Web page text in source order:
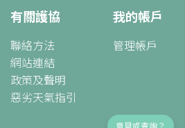
有關護協
聯絡方法
網站連結
政策及聲明
惡劣天氣指引
我的帳戶
管理帳戶
意見或查詢？